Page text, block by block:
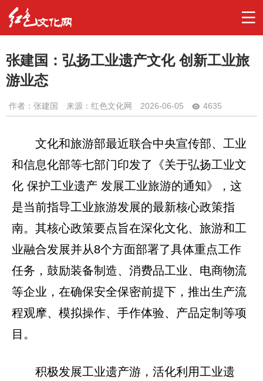
张建国：弘扬工业遗产文化 创新工业旅
游业态
作者： 张建国 来源：红色文化网 2026-06-05 4635
文化和旅游部最近联合中央宣传部、工业
和信息化部等七部门印发了‌《关于弘扬工业文
化 保护工业遗产 发展工业旅游的通知》‌，这
是当前指导工业旅游发展的最新核心政策指
南。其核心政策要点旨在深化文化、旅游和工
业融合发展并从8个方面部署了具体重点工作
任务，鼓励装备制造、消费品工业、电商物流
等企业，在确保安全保密前提下，推出‌生产流
程观摩、模拟操作、手作体验、产品定制‌等项
目。
‌积极发展工业遗产游‌，活化利用工业遗